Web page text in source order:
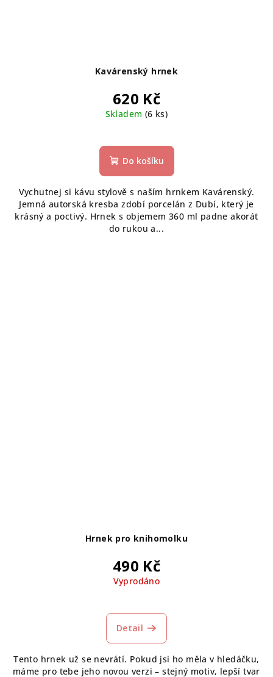
Kavárenský hrnek
620 Kč
Skladem (6 ks)
Do košíku
Vychutnej si kávu stylově s naším hrnkem Kavárenský.
Jemná autorská kresba zdobí porcelán z Dubí, který je
krásný a poctivý. Hrnek s objemem 360 ml padne akorát
do rukou a...
Hrnek pro knihomolku
490 Kč
Vyprodáno
hodnocení
produktu
z
5
Detail
Tento hrnek už se nevrátí. Pokud jsi ho měla v hledáčku,
máme pro tebe jeho novou verzi – stejný motiv, lepší tvar